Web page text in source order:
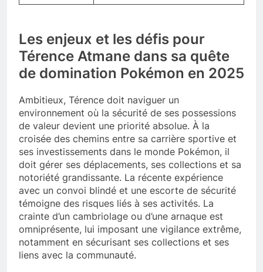
Les enjeux et les défis pour
Térence Atmane dans sa quête
de domination Pokémon en 2025
Ambitieux, Térence doit naviguer un
environnement où la sécurité de ses possessions
de valeur devient une priorité absolue. À la
croisée des chemins entre sa carrière sportive et
ses investissements dans le monde Pokémon, il
doit gérer ses déplacements, ses collections et sa
notoriété grandissante. La récente expérience
avec un convoi blindé et une escorte de sécurité
témoigne des risques liés à ses activités. La
crainte d’un cambriolage ou d’une arnaque est
omniprésente, lui imposant une vigilance extrême,
notamment en sécurisant ses collections et ses
liens avec la communauté.